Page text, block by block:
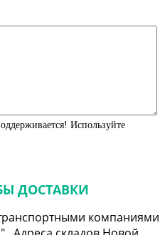
Используйте
ДОСТАВКИ
компаниями